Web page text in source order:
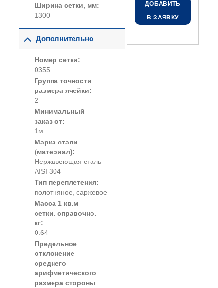
ДОБАВИТЬ
В ЗАЯВКУ
Ширина сетки, мм:
1300
Дополнительно
Номер сетки:
0355
Группа точности
размера ячейки:
2
Минимальный
заказ от:
1м
Марка стали
(материал):
Нержавеющая сталь
AISI 304
Тип переплетения:
полотняное, саржевое
Масса 1 кв.м
сетки, справочно,
кг:
0.64
Предельное
отклонение
среднего
арифметического
размера стороны